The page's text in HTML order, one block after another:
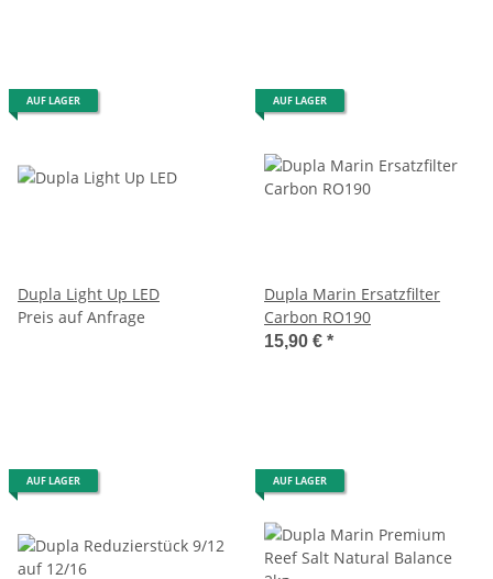
AUF LAGER
Dupla Light Up LED
Preis auf Anfrage
AUF LAGER
Dupla Marin Ersatzfilter
Carbon RO190
15,90 € *
AUF LAGER AUF LAGER